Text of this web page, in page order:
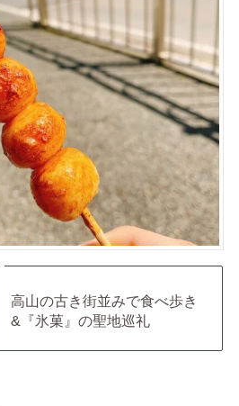
高山の古き街並みで食べ歩き
&『氷菓』の聖地巡礼